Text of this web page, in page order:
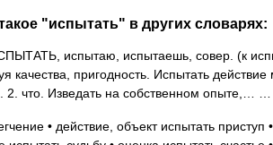
"испытать" в других словарях:
испытаю, испытаешь, совер. (к
качества, пригодность. Испытать
2. что. Изведать на собственном опыте,…
• действие, объект испытать приступ